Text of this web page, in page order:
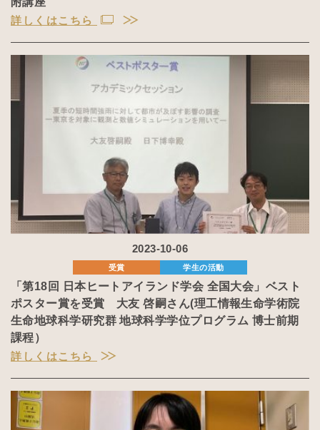
詳しくはこちら
2023-10-06
受賞 学生の活動
「第18回 日本ヒートアイランド学会 全国大会」ベスト
ポスター賞を受賞 大友 啓嗣さん(理工情報生命学術院
生命地球科学研究群 地球科学学位プログラム 博士前期
課程）
詳しくはこちら